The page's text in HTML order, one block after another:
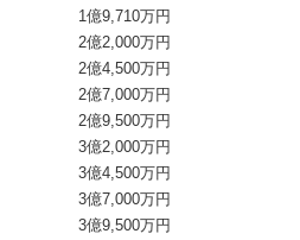
1億9,710万円
2億2,000万円
2億4,500万円
2億7,000万円
2億9,500万円
3億2,000万円
3億4,500万円
3億7,000万円
3億9,500万円